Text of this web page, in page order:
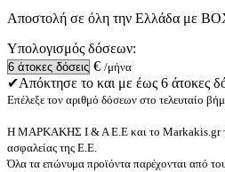
Αποστολή σε όλη την Ελλάδα με
Υπολογισμός δόσεων:
€ /μήνα
✔Απόκτησε το και με έως 6 άτοκες
Επέλεξε τον αριθμό δόσεων στο τελευταίο
Η ΜΑΡΚΑΚΗΣ Ι & Α Ε.Ε και το Markakis.gr
ασφαλείας της Ε.Ε.
Όλα τα επώνυμα προϊόντα παρέχονται από